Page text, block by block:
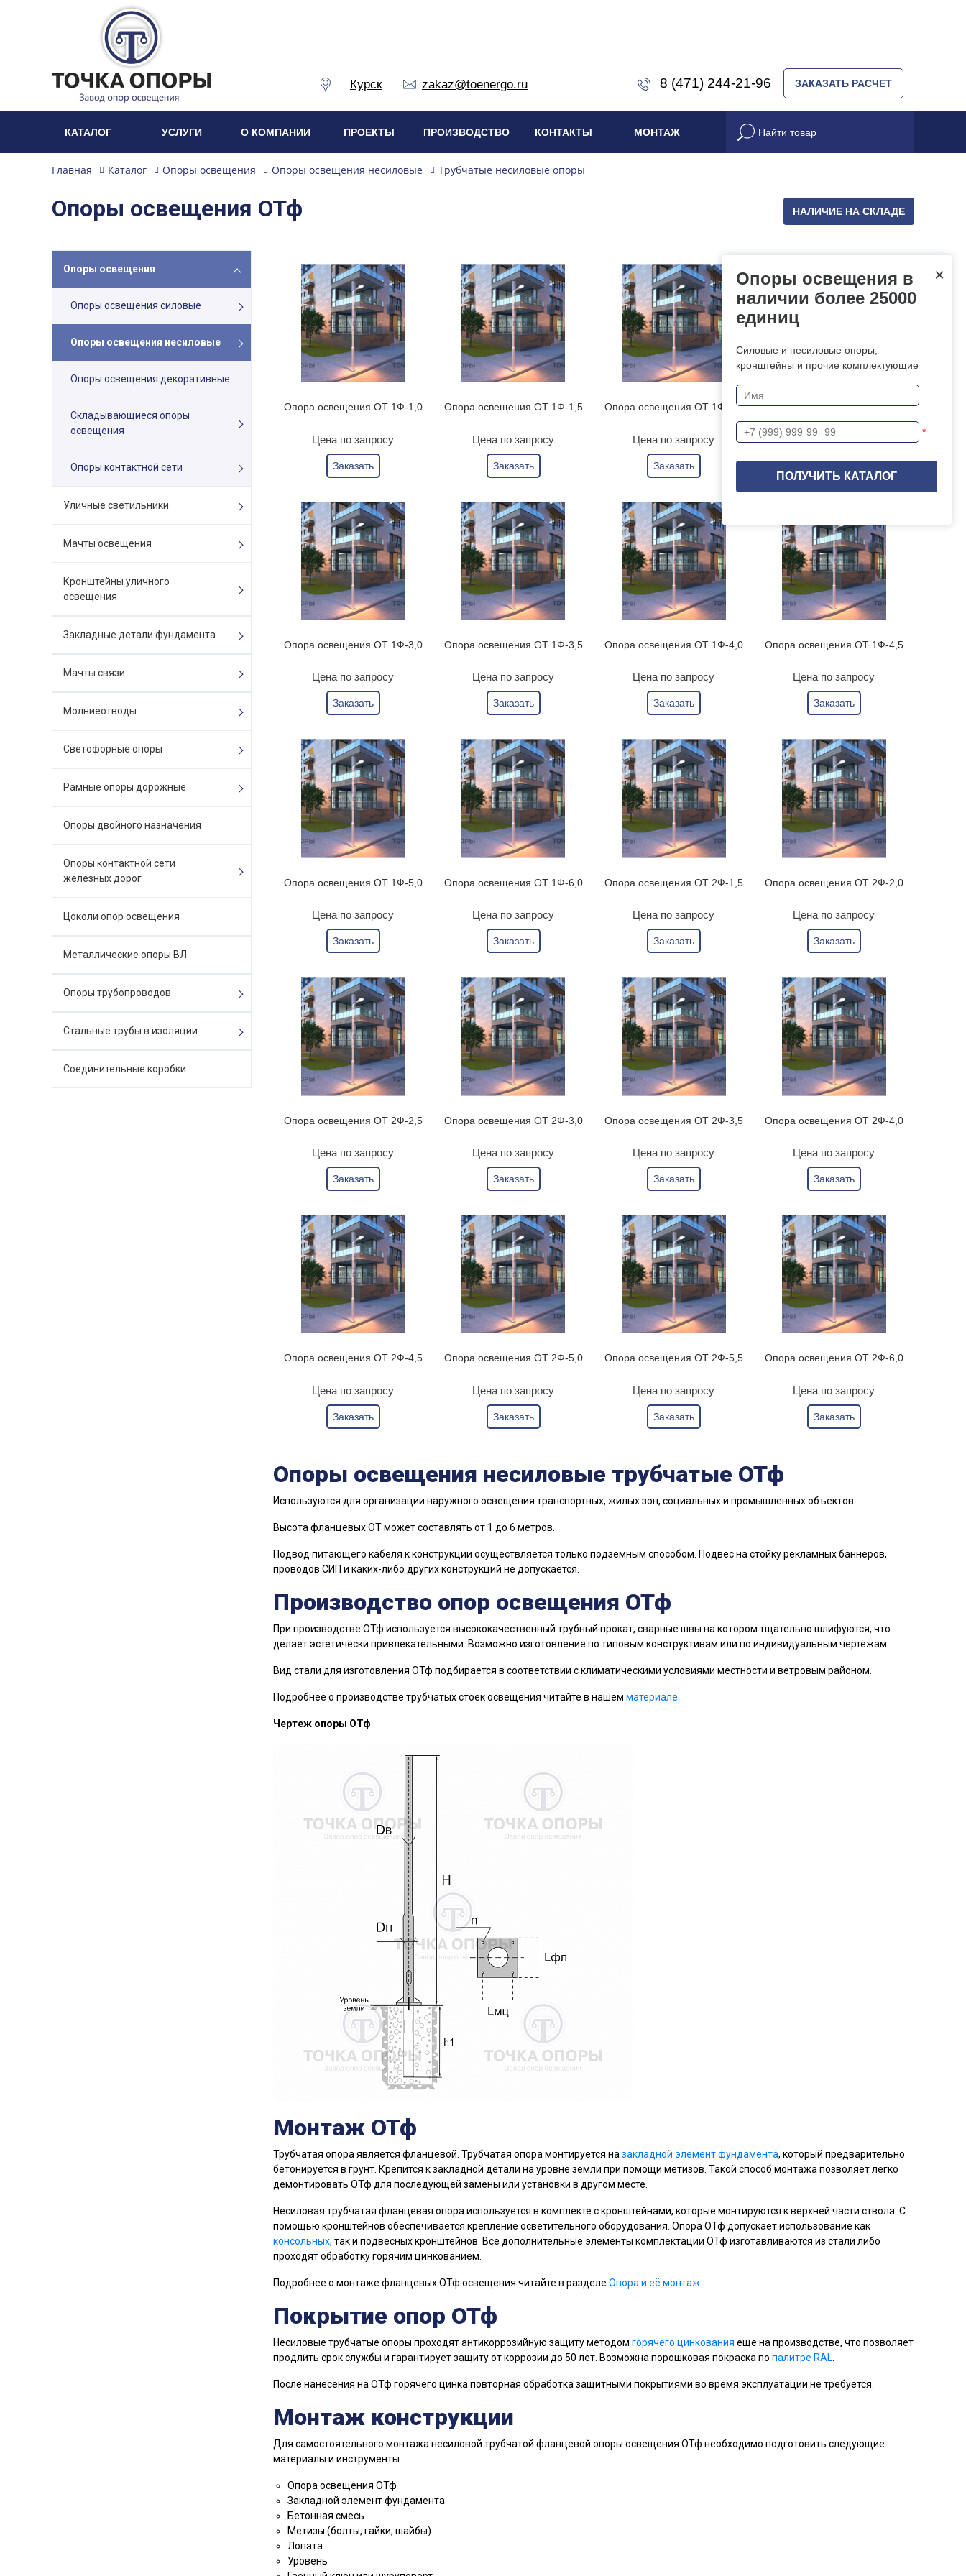
Курск zakaz@toenergo.ru 8 (471) 244-21-96 ЗАКАЗАТЬ РАСЧЕТ
КАТАЛОГ УСЛУГИ О КОМПАНИИ ПРОЕКТЫ ПРОИЗВОДСТВО КОНТАКТЫ МОНТАЖ
Главная Каталог Опоры освещения Опоры освещения несиловые Трубчатые несиловые опоры
Опоры освещения ОТф НАЛИЧИЕ НА СКЛАДЕ
Опоры освещения
Опоры освещения силовые
Опоры освещения несиловые
Опоры освещения декоративные
Складывающиеся опоры
освещения
Опоры контактной сети
Уличные светильники
Мачты освещения
Кронштейны уличного
освещения
Закладные детали фундамента
Мачты связи
Молниеотводы
Светофорные опоры
Рамные опоры дорожные
Опоры двойного назначения
Опоры контактной сети
железных дорог
Цоколи опор освещения
Металлические опоры ВЛ
Опоры трубопроводов
Стальные трубы в изоляции
Соединительные коробки
Опора освещения ОТ 1Ф-1,0
Цена по запросу
Заказать
Опора освещения ОТ 1Ф-1,5
Цена по запросу
Заказать
Опора освещения ОТ 1Ф-2,0
Цена по запросу
Заказать
Опора освещения ОТ 1Ф-2,5
Цена по запросу
Опора освещения ОТ 1Ф-3,0
Цена по запросу
Заказать
Опора освещения ОТ 1Ф-3,5
Цена по запросу
Заказать
Опора освещения ОТ 1Ф-4,0
Цена по запросу
Заказать
Опора освещения ОТ 1Ф-4,5
Цена по запросу
Заказать
Опора освещения ОТ 1Ф-5,0
Цена по запросу
Заказать
Опора освещения ОТ 1Ф-6,0
Цена по запросу
Заказать
Опора освещения ОТ 2Ф-1,5
Цена по запросу
Заказать
Опора освещения ОТ 2Ф-2,0
Цена по запросу
Заказать
Опора освещения ОТ 2Ф-2,5
Цена по запросу
Заказать
Опора освещения ОТ 2Ф-3,0
Цена по запросу
Заказать
Опора освещения ОТ 2Ф-3,5
Цена по запросу
Заказать
Опора освещения ОТ 2Ф-4,0
Цена по запросу
Заказать
Опора освещения ОТ 2Ф-4,5
Цена по запросу
Заказать
Опора освещения ОТ 2Ф-5,0
Цена по запросу
Заказать
Опора освещения ОТ 2Ф-5,5
Цена по запросу
Заказать
Опора освещения ОТ 2Ф-6,0
Цена по запросу
Заказать
Опоры освещения несиловые трубчатые ОТф
Используются для организации наружного освещения транспортных, жилых зон, социальных и промышленных объектов.
Высота фланцевых ОТ может составлять от 1 до 6 метров.
Подвод питающего кабеля к конструкции осуществляется только подземным способом. Подвес на стойку рекламных баннеров,
проводов СИП и каких-либо других конструкций не допускается.
Производство опор освещения ОТф
При производстве ОТф используется высококачественный трубный прокат, сварные швы на котором тщательно шлифуются, что
делает эстетически привлекательными. Возможно изготовление по типовым конструктивам или по индивидуальным чертежам.
Вид стали для изготовления ОТф подбирается в соответствии с климатическими условиями местности и ветровым районом.
Подробнее о производстве трубчатых стоек освещения читайте в нашем материале
Чертеж опоры ОТф
Монтаж ОТф
Трубчатая опора является фланцевой. Трубчатая опора монтируется на закладной элемент фундамента, который предварительно
бетонируется в грунт. Крепится к закладной детали на уровне земли при помощи метизов. Такой способ монтажа позволяет легко
демонтировать ОТф для последующей замены или установки в другом месте.
Несиловая трубчатая фланцевая опора используется в комплекте с кронштейнами, которые монтируются к верхней части ствола. С
помощью кронштейнов обеспечивается крепление осветительного оборудования. Опора ОТф допускает использование как
консольных, так и подвесных кронштейнов. Все дополнительные элементы комплектации ОТф изготавливаются из стали либо
проходят обработку горячим цинкованием.
Подробнее о монтаже фланцевых ОТф освещения читайте в разделе Опора и её монтаж.
Покрытие опор ОТф
Несиловые трубчатые опоры проходят антикоррозийную защиту методом горячего цинкования еще на производстве, что позволяет
продлить срок службы и гарантирует защиту от коррозии до 50 лет. Возможна порошковая покраска по палитре RAL
После нанесения на ОТф горячего цинка повторная обработка защитными покрытиями во время эксплуатации не требуется.
Монтаж конструкции
Для самостоятельного монтажа несиловой трубчатой фланцевой опоры освещения ОТф необходимо подготовить следующие
материалы и инструменты:
Опора освещения ОТф
Закладной элемент фундамента
Бетонная смесь
Метизы (болты, гайки, шайбы)
Лопата
Уровень
×
Опоры освещения в
наличии более 25000
единиц
Силовые и несиловые опоры,
кронштейны и прочие комплектующие
*